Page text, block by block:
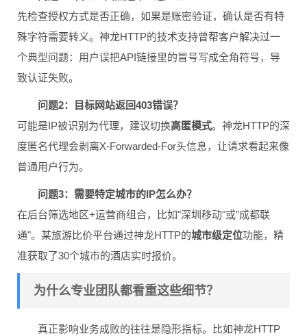
先检查授权方式是否正确，如果是账密验证，确认是否有特
殊字符需要转义。神龙HTTP的技术支持曾帮客户解决过一
个典型问题：用户误把API链接里的冒号写成全角符号，导
致认证失败。
问题2：目标网站返回403错误？
可能是IP被识别为代理，建议切换高匿模式。神龙HTTP的深
度匿名代理会剥离X-Forwarded-For头信息，让请求看起来像
普通用户行为。
问题3：需要特定城市的IP怎么办？
在后台筛选地区+运营商组合，比如"深圳移动"或"成都联
通"。某旅游比价平台通过神龙HTTP的城市级定位功能，精
准获取了30个城市的酒店实时报价。
为什么专业团队都看重这些细节？
真正影响业务成败的往往是隐形指标。比如神龙HTTP